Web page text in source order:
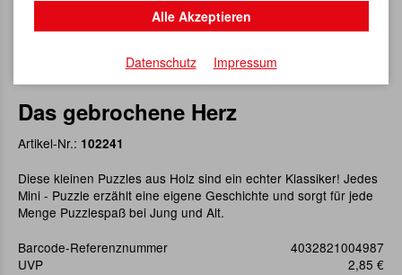
Das gebrochene Herz
Artikel-Nr.: 102241
Diese kleinen Puzzles aus Holz sind ein echter Klassiker! Jedes
Mini - Puzzle erzählt eine eigene Geschichte und sorgt für jede
Menge Puzzlespaß bei Jung und Alt.
Barcode-Referenznummer
4032821004987
UVP
2,85 €
Alle Akzeptieren
Datenschutz Impressum